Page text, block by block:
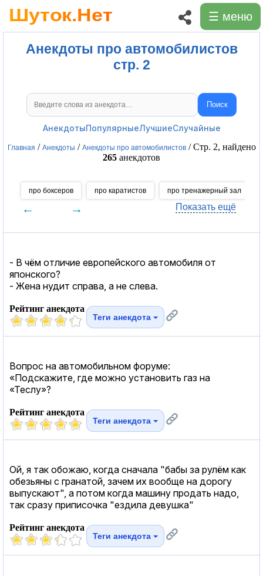
☰ меню
Анекдоты про автомобилистов
стр. 2
Поиск анекдотов Поиск
АнекдотыПопулярныеЛучшиеСлучайные
Главная / Анекдоты / Анекдоты про автомобилистов/ Стр. 2, найдено
265 анекдотов
про боксеров про каратистов про тренажерный зал
← → Показать ещё
- В чём отличие европейского автомобиля от
японского?
- Жена нудит справа, а не слева.
Рейтинг анекдота
Теги анекдота
Вопрос на автомобильном форуме:
«Подскажите, где можно установить газ на
«Теслу»?
Рейтинг анекдота
Теги анекдота
Ой, я так обожаю, когда сначала "бабы за рулём как
обезьяны с гранатой, зачем их вообще на дорогу
выпускают", а потом когда машину продать надо,
так сразу приписочка "ездила девушка"
Рейтинг анекдота
Теги анекдота